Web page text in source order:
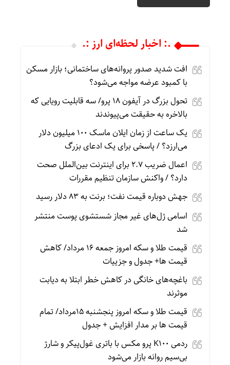
.: اخبار لحظه‌ای ارز :.
افت شدید صدور پروانه‌های ساختمانی؛ بازار مسکن
با کمبود عرضه مواجه می‌شود؟
تحول بزرگ در آیفون ۱۸ پرو/ سه قابلیت رویایی که
بالاخره به حقیقت می‌پیوندند
یک ساعت از زمان ایلان ماسک ۱۰۰ میلیون دلار
می‌ارزد؟ / پاسخی برای یک ادعای بزرگ
اعمال ضریب ۲.۷ برای اینترنت بین‌الملل صحت
دارد؟ / واکنش سازمان تنظیم مقررات
جهش دوباره قیمت نفت؛ برنت به ۸۳ دلار رسید
اسامی ژل‌های غیر مجاز شستشوی پوست منتشر
شد
قیمت طلا و سکه امروز جمعه ۱۶ مرداد/ کاهش
قیمت ها+ جدول و جزییات
باغچه‌های خانگی در کاهش خطر ابتلا به دیابت
موثرند
قیمت طلا و سکه امروز پنجشنبه 15مرداد/ تمام
قیمت ها بر مدار افزایش + جدول
ردمی K100 پرو مکس با باتری غول‌پیکر و شارژ
بی‌سیم روانه بازار می‌شود